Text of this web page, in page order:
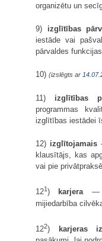
organizētu un
9) izglītības
iestāde vai
pārvaldes
10) (izslēgts ar
11) izglītības
programmas
izglītības iestādei
12) izglītojamais
klausītājs, kas
vai pie
121) karjera—
mijiedarbība
122) karjeras